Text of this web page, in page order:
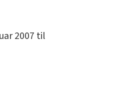
2007 til